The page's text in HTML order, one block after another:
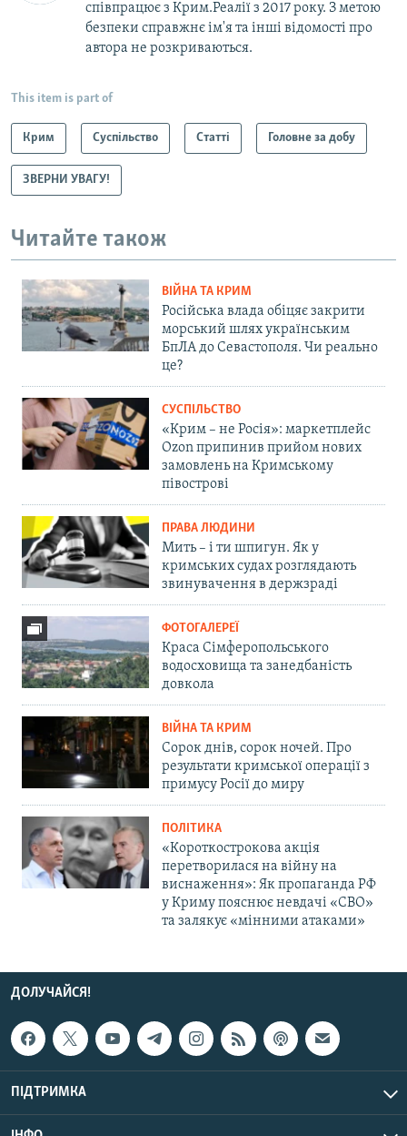
співпрацює з Крим.Реалії з 2017 року. З метою
безпеки справжнє ім'я та інші відомості про
автора не розкриваються.
This item is part of
Крим Суспільство Статті Головне за добу
ЗВЕРНИ УВАГУ!
Читайте також
ВІЙНА ТА КРИМ
Російська влада обіцяє закрити
морський шлях українським
БпЛА до Севастополя. Чи реально
це?
СУСПІЛЬСТВО
«Крим – не Росія»: маркетплейс
Ozon припинив прийом нових
замовлень на Кримському
півострові
ПРАВА ЛЮДИНИ
Мить – і ти шпигун. Як у
кримських судах розглядають
звинувачення в держзраді
ФОТОГАЛЕРЕЇ
Краса Сімферопольського
водосховища та занедбаність
довкола
ВІЙНА ТА КРИМ
Сорок днів, сорок ночей. Про
результати кримської операції з
примусу Росії до миру
ПОЛІТИКА
«Короткострокова акція
перетворилася на війну на
виснаження»: Як пропаганда РФ
у Криму пояснює невдачі «СВО»
та залякує «мінними атаками»
ДОЛУЧАЙСЯ!
ПІДТРИМКА